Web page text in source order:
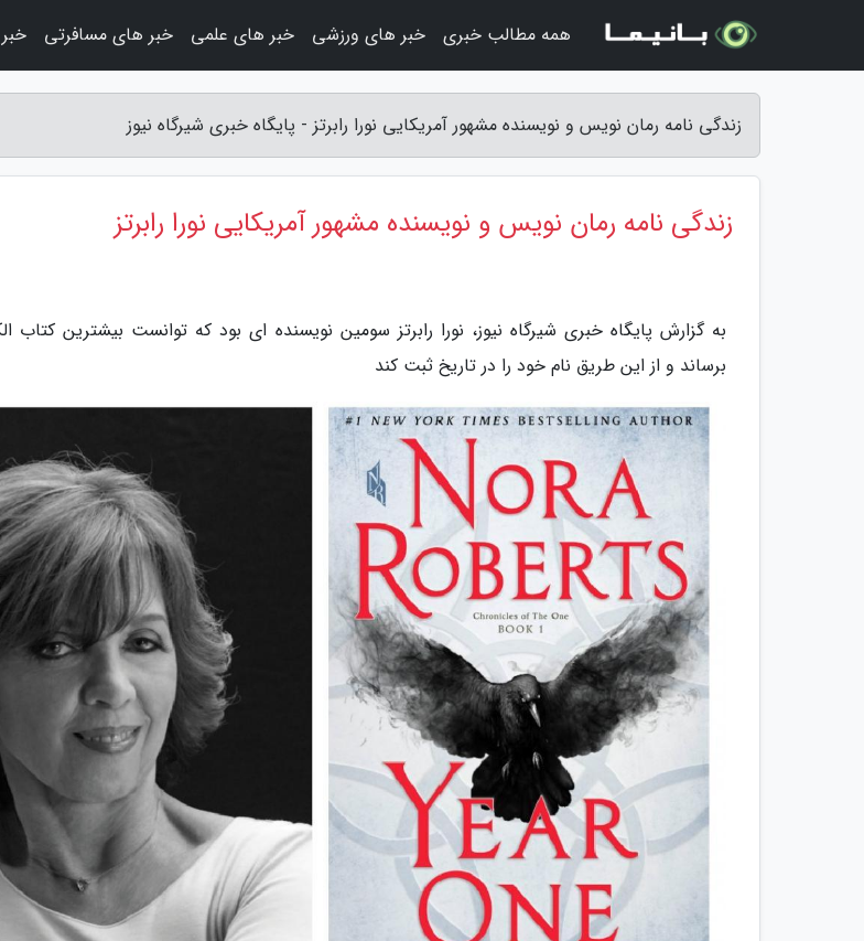
زندگی نامه رمان نویس و نویسنده مشهور آمریکایی نورا رابرتز - پایگاه خبری شیرگاه نیوز
زندگی نامه رمان نویس و نویسنده مشهور آمریکایی نورا رابرتز
به گزارش پایگاه خبری شیرگاه نیوز، نورا رابرتز سومین نویسنده ای بود که توانست بیشترین کتاب
برساند و از این طریق نام خود را در تاریخ ثبت کند
همه مطالب خبری خبر های ورزشی خبر های علمی خبر های مسافرتی